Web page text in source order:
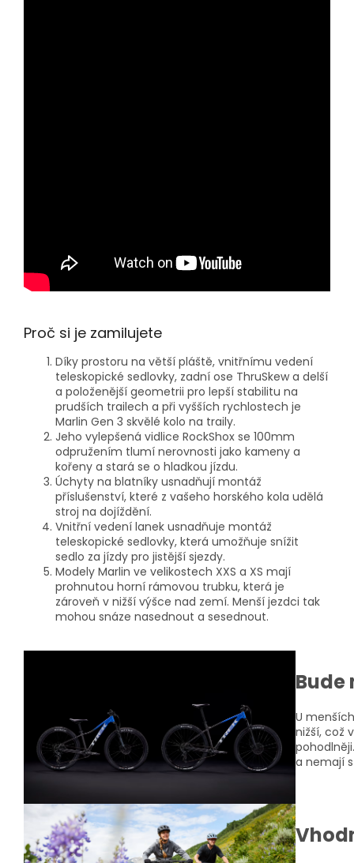
Proč si je zamilujete
Díky prostoru na větší pláště, vnitřnímu vedení
teleskopické sedlovky, zadní ose ThruSkew a delší
a položenější geometrii pro lepší stabilitu na
prudších trailech a při vyšších rychlostech je
Marlin Gen 3 skvělé kolo na traily.
Jeho vylepšená vidlice RockShox se 100mm
odpružením tlumí nerovnosti jako kameny a
kořeny a stará se o hladkou jízdu.
Úchyty na blatníky usnadňují montáž
příslušenství, které z vašeho horského kola udělá
stroj na dojíždění.
Vnitřní vedení lanek usnadňuje montáž
teleskopické sedlovky, která umožňuje snížit
sedlo za jízdy pro jistější sjezdy.
Modely Marlin ve velikostech XXS a XS mají
prohnutou horní rámovou trubku, která je
zároveň v nižší výšce nad zemí. Menší jezdci tak
mohou snáze nasednout a sesednout.
Bude
U
nižší, což
a nemají